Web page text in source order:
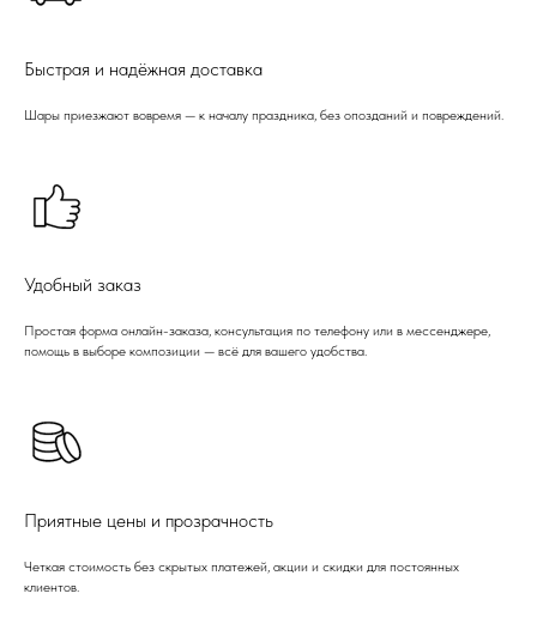
Быстрая и надёжная доставка
Шары приезжают вовремя — к началу праздника, без опозданий и повреждений.
Удобный заказ
Простая форма онлайн-заказа, консультация по телефону или в мессенджере,
помощь в выборе композиции — всё для вашего удобства.
Приятные цены и прозрачность
Четкая стоимость без скрытых платежей, акции и скидки для постоянных
клиентов.